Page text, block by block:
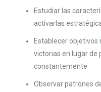
Estudiar las
activarlas
Establecer objetivos
victorias en lugar de
constantemente
Observar patrones